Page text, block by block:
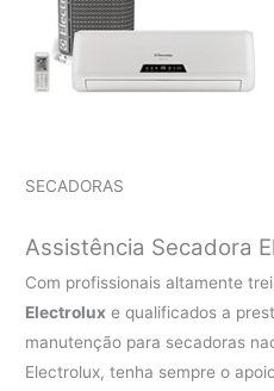
SECADORAS
Assistência Secadora
Com profissionais altamente
Electrolux e qualificados a
manutenção para secadoras
Electrolux, tenha sempre o